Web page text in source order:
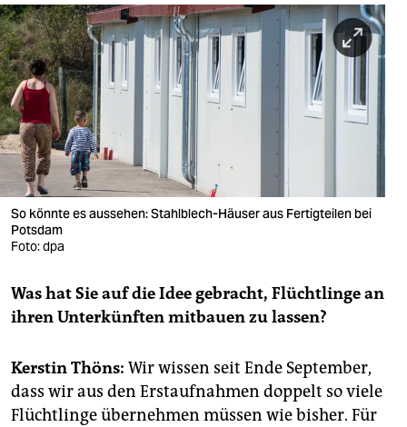
sport
berlin
nord
wahrheit
verlag
verlag
shop
unterstützen
abo
So könnte es aussehen: Stahlblech-Häuser aus Fertigteilen bei
Potsdam
Foto: dpa
Was hat Sie auf die Idee gebracht, Flüchtlinge an
ihren Unterkünften mitbauen zu lassen?
Kerstin Thöns: Wir wissen seit Ende September,
dass wir aus den Erstaufnahmen doppelt so viele
Flüchtlinge übernehmen müssen wie bisher. Für